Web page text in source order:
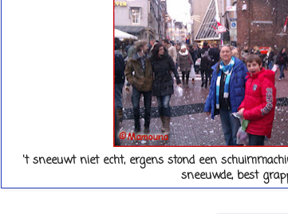
't sneeuwt niet echt, ergens stond een
sneeuwde, best